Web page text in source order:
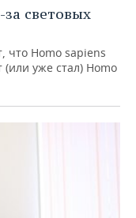
световых
что Homo sapiens
уже стал) Homo